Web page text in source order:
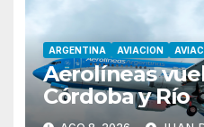
ARGENTINA AVIACION
Aerolíneas
Córdoba y Río